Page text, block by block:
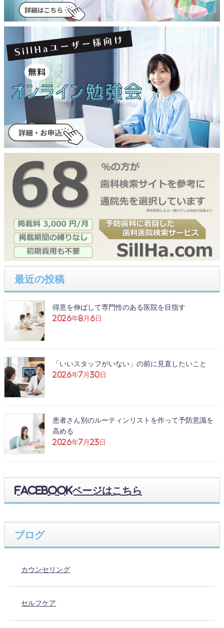
最近の投稿
得意を伸ばして専門性のある医院を目指す
2026年8月6日
「いいスタッフがいない」の前に見直したいこと
2026年7月30日
患者さん別のルーティンリストを作って予防意識を
高める
2026年7月23日
Facebookページはこちら
ブログ
カウンセリング
セルフケア